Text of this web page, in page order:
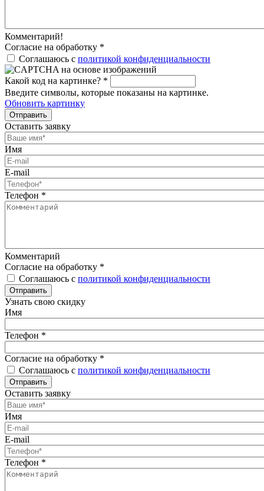
Комментарий!
Согласие на обработку *
Соглашаюсь с политикой конфиденциальности
Какой код на картинке? *
Введите символы, которые показаны на картинке.
Обновить картинку
Отправить
Оставить заявку
Имя
E-mail
Телефон *
Комментарий
Согласие на обработку *
Соглашаюсь с политикой конфиденциальности
Отправить
Узнать свою скидку
Имя
Телефон *
Согласие на обработку *
Соглашаюсь с политикой конфиденциальности
Отправить
Оставить заявку
Имя
E-mail
Телефон *